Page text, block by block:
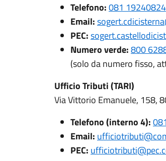
Telefono:081 19240824
Email:
PEC:
Numero verde:800
(solo da numero fisso,
Ufficio Tributi (TARI)
Via Vittorio Emanuele, 158,
Telefono (interno 4):
Email:
PEC: